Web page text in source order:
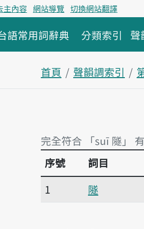
主內容 網站導覽 切換網站翻譯
語常用詞辭典 分類索引 聲
首頁 聲韻調索引
完全符合 「suī 隧」
完全符合 「suī 隧」 有
序號 詞目
1
隧